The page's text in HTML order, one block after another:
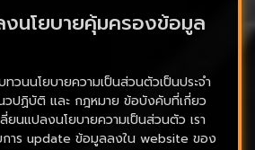
งนโยบายคุ้มครองข้อมูล
ทวนนโยบายความเป็นส่วนตัวเป็นประจำ
ปฏิบัติ และ กฎหมาย ข้อบังคับที่เกี่ยว
ยนแปลงนโยบายความเป็นส่วนตัว เรา
การ update ข้อมูลลงใน website ของ